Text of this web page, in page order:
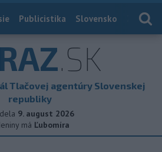
Publicistika Slovensko
.SK
Tlačovej agentúry Slovenskej
republiky
9. august 2026
má Ľubomíra